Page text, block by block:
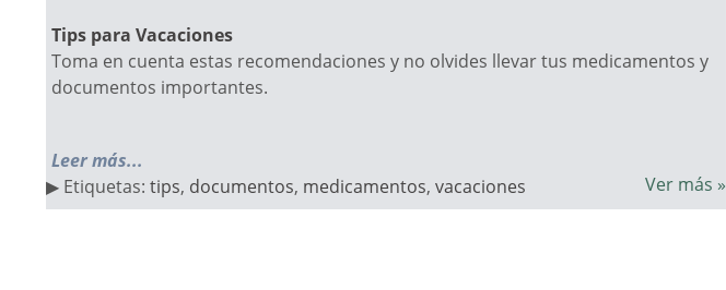
Tips para Vacaciones
Toma en cuenta estas recomendaciones y no olvides llevar tus medicamentos y
documentos importantes.
Leer más...
▶ Etiquetas: tips, documentos, medicamentos, vacaciones Ver más »